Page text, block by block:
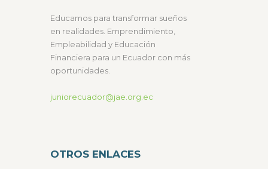
Educamos para transformar sueños
en realidades. Emprendimiento,
Empleabilidad y Educación
Financiera para un Ecuador con más
oportunidades.
juniorecuador@jae.org.ec
OTROS ENLACES